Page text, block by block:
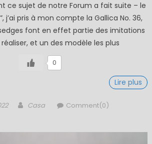
ce sujet de notre Forum a fait suite – le
j’ai pris à mon compte la Gallica No. 36,
font en effet partie des imitations
réaliser, et un des modèle les plus
0
Lire plus
Author
Casa Comment(0)